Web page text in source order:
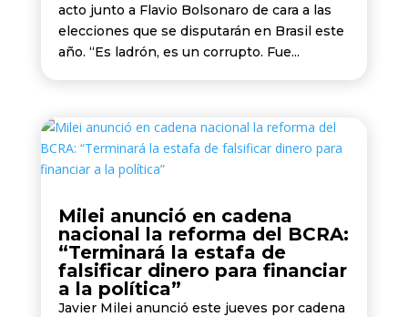
acto junto a Flavio Bolsonaro de cara a las
elecciones que se disputarán en Brasil este
año. “Es ladrón, es un corrupto. Fue...
Milei anunció en cadena
nacional la reforma del BCRA:
“Terminará la estafa de
falsificar dinero para financiar
a la política”
Javier Milei anunció este jueves por cadena